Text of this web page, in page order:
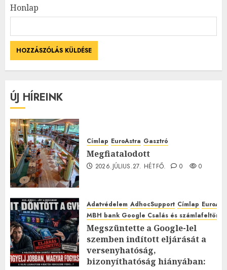
Honlap
ÚJ HÍREINK
Címlap EuroAstra Gasztró
Megfiatalodott
2026.JÚLIUS.27. HÉTFŐ. 0 0
Adatvédelem AdhocSupport Címlap
MBH bank Google Csalás és
Megszüntette a Google-lel
szemben indított eljárását a
versenyhatóság,
bizonyíthatóság hiányában: